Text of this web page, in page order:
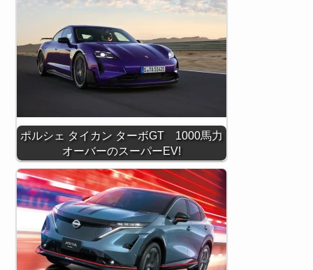
ポルシェ タイカン ターボGT 1000馬力
オーバーのスーパーEV!